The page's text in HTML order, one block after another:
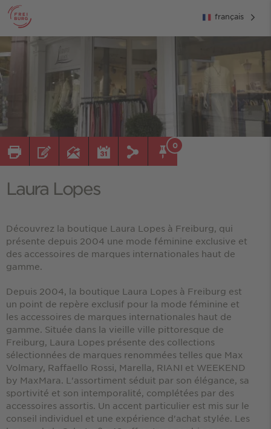
français
0
Laura Lopes
Découvrez la boutique Laura Lopes à Freiburg, qui
présente depuis 2004 une mode féminine exclusive et
des accessoires de marques internationales haut de
gamme.
Depuis 2004, la boutique Laura Lopes à Freiburg est
un point de repère exclusif pour la mode féminine et
les accessoires de marques internationales haut de
gamme. Située dans la vieille ville pittoresque de
Freiburg, Laura Lopes présente des collections
sélectionnées de marques renommées telles que Max
Volmary, Raffaello Rossi, Marella, RIANI et WEEKEND
by MaxMara. L'assortiment séduit par son élégance, sa
sportivité et son intemporalité, complétées par des
accessoires assortis. Un accent particulier est mis sur le
conseil individuel et une expérience d'achat stylée. Les